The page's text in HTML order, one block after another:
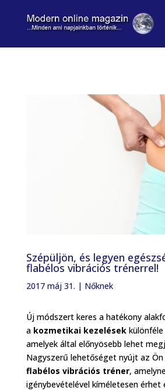
Szépüljön, és legyen
flabélos vibrációs trénerrel!
2017 máj 31. | Nőknek
Új módszert keres a hatékony
a kozmetikai kezelésekkülönféle
amelyek által előnyösebb lehet
Nagyszerű lehetőséget nyújt az
flabélos vibrációs tréner,
igénybevételével kíméletesen érhet